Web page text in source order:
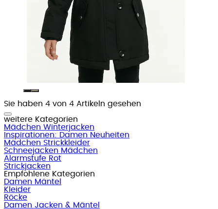
Sie haben 4 von 4 Artikeln gesehen
weitere Kategorien
Mädchen Winterjacken
Inspirationen: Damen Neuheiten
Mädchen Strickkleider
Schneejacken Mädchen
Alarmstufe Rot
Strickjacken
Empfohlene Kategorien
Damen Mäntel
Kleider
Röcke
Damen Jacken & Mäntel